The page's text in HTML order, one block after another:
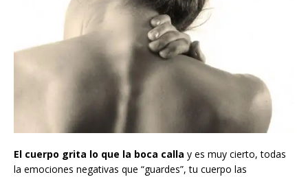
El cuerpo grita lo que la boca calla y es muy cierto, todas
la emociones negativas que “guardes”, tu cuerpo las